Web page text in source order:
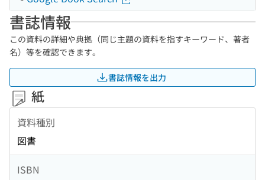
書誌情報
この資料の詳細や典拠（同じ主題の資料を指すキーワード、著者
名）等を確認できます。
書誌情報を出力
紙
資料種別
図書
ISBN